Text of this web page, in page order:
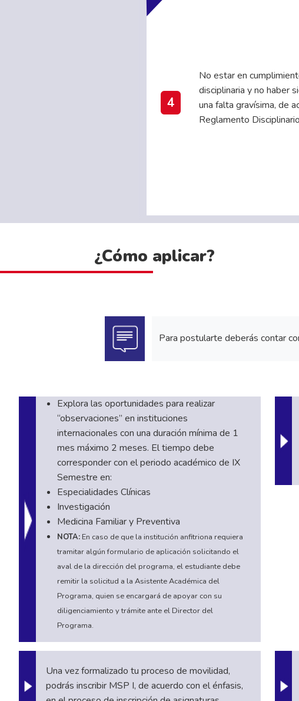
4
No estar en
disciplinaria y no haber
una falta gravísima, de
Reglamento
¿Cómo aplicar?
Para postularte deberás contar
Explora las oportunidades para realizar
“observaciones” en instituciones
internacionales con una duración mínima de 1
mes máximo 2 meses. El tiempo debe
corresponder con el periodo académico de IX
Semestre en:
Especialidades Clínicas
Investigación
Medicina Familiar y Preventiva
NOTA: En caso de que la institución anfitriona requiera
tramitar algún formulario de aplicación solicitando el
aval de la dirección del programa, el estudiante debe
remitir la solicitud a la Asistente Académica del
Programa, quien se encargará de apoyar con su
diligenciamiento y trámite ante el Director del
Programa.
Una vez formalizado tu proceso de movilidad,
podrás inscribir MSP I, de acuerdo con el énfasis,